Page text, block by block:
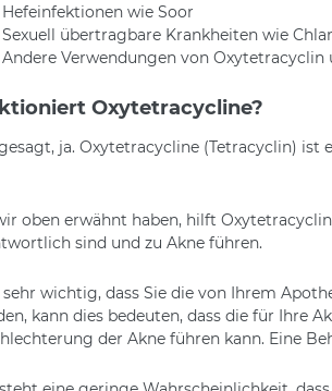
Hefeinfektionen wie Soor
Sexuell übertragbare Krankheiten wie
Andere Verwendungen von Oxytetracyclin
Oxytetracycline?
ja. Oxytetracycline (Tetracyclin)
oben erwähnt haben, hilft
sind und zu Akne führen.
sehr wichtig, dass Sie die von Ihrem
kann dies bedeuten, dass die für Ihre
der Akne führen kann. Eine